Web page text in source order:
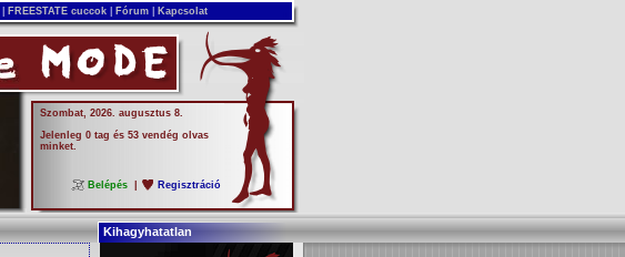
FREESTATE cuccok Fórum Kapcsolat
Szombat, 2026. augusztus 8.
Jelenleg 0 tag és 53 vendég olvas
minket.
Belépés Regisztráció
Kihagyhatatlan